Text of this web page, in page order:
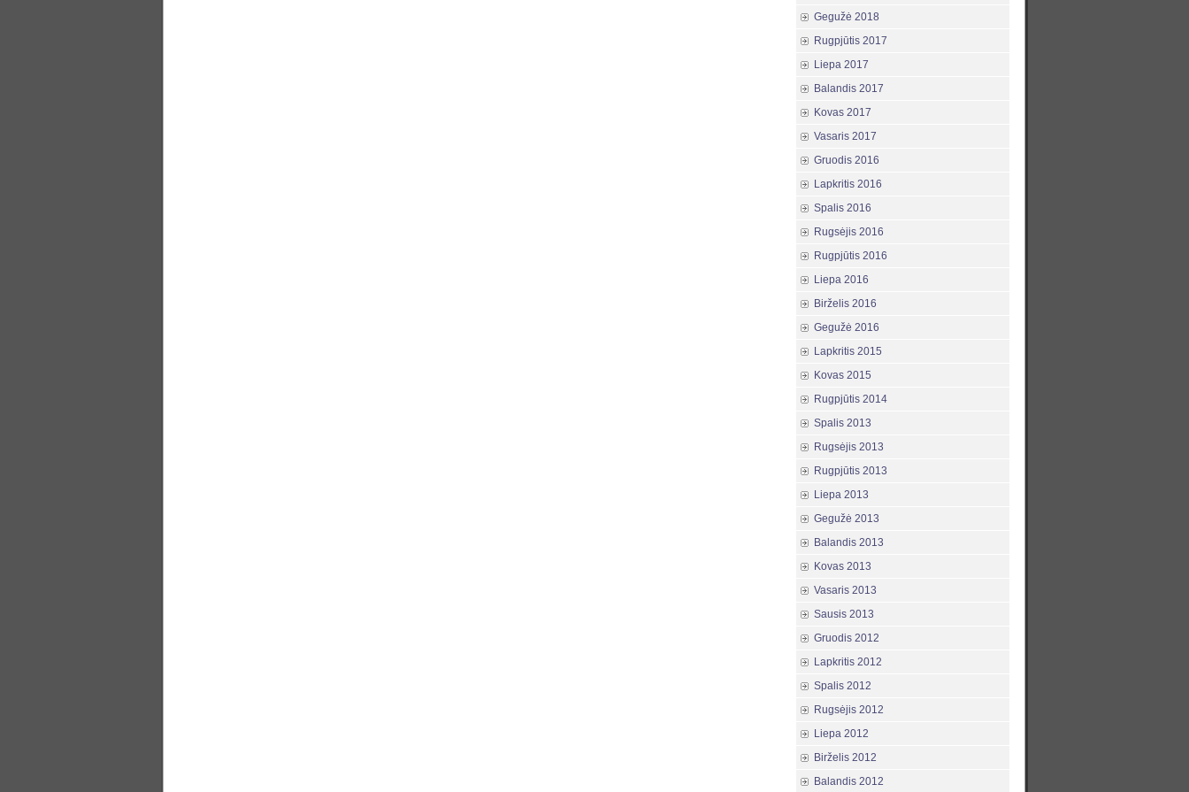
Gegužė 2018
Rugpjūtis 2017
Liepa 2017
Balandis 2017
Kovas 2017
Vasaris 2017
Gruodis 2016
Lapkritis 2016
Spalis 2016
Rugsėjis 2016
Rugpjūtis 2016
Liepa 2016
Birželis 2016
Gegužė 2016
Lapkritis 2015
Kovas 2015
Rugpjūtis 2014
Spalis 2013
Rugsėjis 2013
Rugpjūtis 2013
Liepa 2013
Gegužė 2013
Balandis 2013
Kovas 2013
Vasaris 2013
Sausis 2013
Gruodis 2012
Lapkritis 2012
Spalis 2012
Rugsėjis 2012
Liepa 2012
Birželis 2012
Balandis 2012